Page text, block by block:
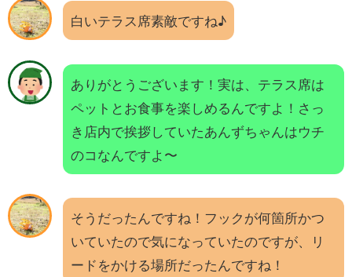
白いテラス席素敵ですね♪
ありがとうございます！実は、テラス席は
ペットとお食事を楽しめるんですよ！さっ
き店内で挨拶していたあんずちゃんはウチ
のコなんですよ〜
そうだったんですね！フックが何箇所かつ
いていたので気になっていたのですが、リ
ードをかける場所だったんですね！